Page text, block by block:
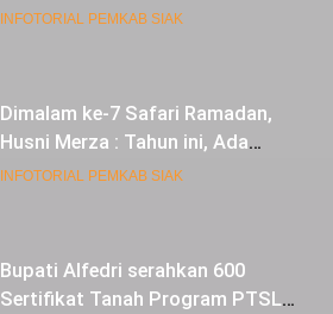
Tentang Kebijakan Penganggaran
INFOTORIAL PEMKAB SIAK
Dimalam ke-7 Safari Ramadan,
Husni Merza : Tahun ini, Ada
Perbaikan Jalan Lintas Siak ke
INFOTORIAL PEMKAB SIAK
Bupati Alfedri serahkan 600
Sertifikat Tanah Program PTSL